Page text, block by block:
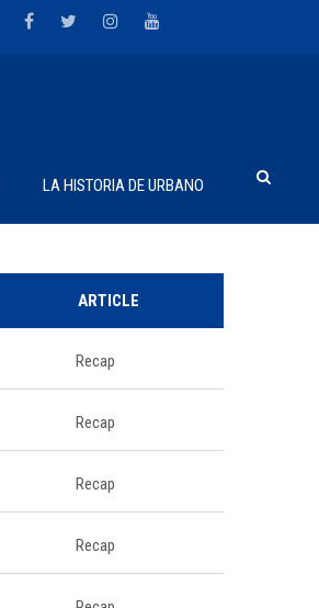
LA HISTORIA DE URBANO
ARTICLE
Recap
Recap
Recap
Recap